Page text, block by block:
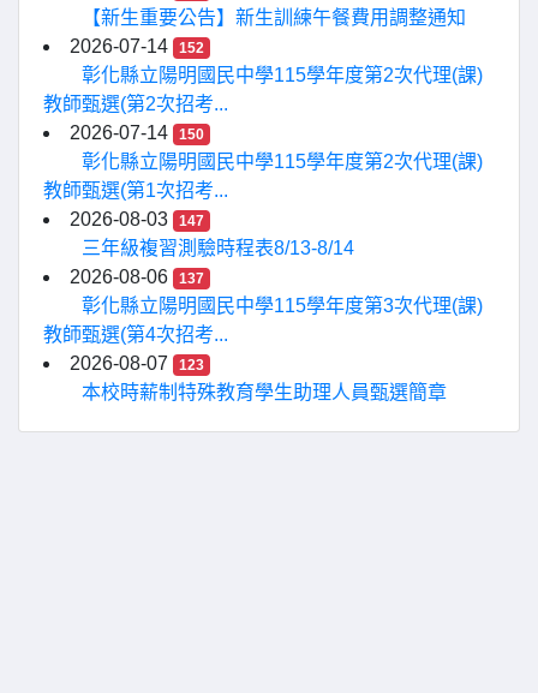
【新生重要公告】新生訓練午餐費用調整通知
2026-07-14
152
彰化縣立陽明國民中學115學年度第2次代理(課)
教師甄選(第2次招考...
2026-07-14
150
彰化縣立陽明國民中學115學年度第2次代理(課)
教師甄選(第1次招考...
2026-08-03
147
三年級複習測驗時程表8/13-8/14
2026-08-06
137
彰化縣立陽明國民中學115學年度第3次代理(課)
教師甄選(第4次招考...
2026-08-07
123
本校時薪制特殊教育學生助理人員甄選簡章